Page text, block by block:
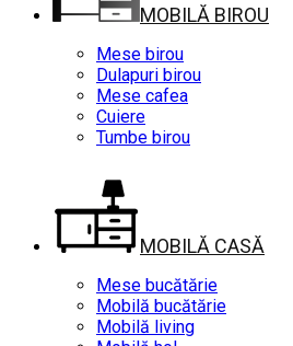
MOBILĂ BIROU
Mese birou
Dulapuri birou
Mese cafea
Cuiere
Tumbe birou
MOBILĂ CASĂ
Mese bucătărie
Mobilă bucătărie
Mobilă living